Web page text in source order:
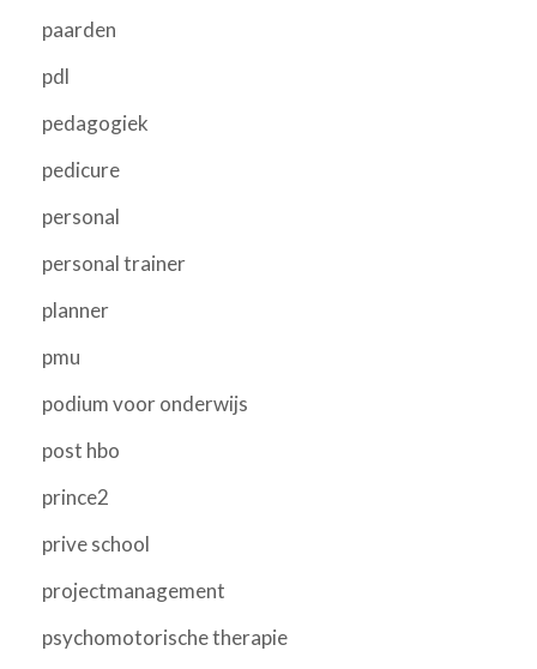
paarden
pdl
pedagogiek
pedicure
personal
personal trainer
planner
pmu
podium voor onderwijs
post hbo
prince2
prive school
projectmanagement
psychomotorische therapie